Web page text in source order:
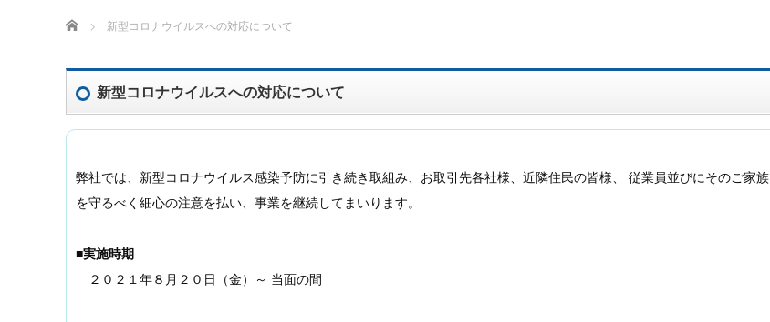
Home 新型コロナウイルスへの対応について
新型コロナウイルスへの対応について
弊社では、新型コロナウイルス感染予防に引き続き取組み、お取引先各社様、近隣住民の皆様、 従業員並びにそのご家族
を守るべく細心の注意を払い、事業を継続してまいります。
■実施時期
２０２１年８月２０日（金）～ 当面の間